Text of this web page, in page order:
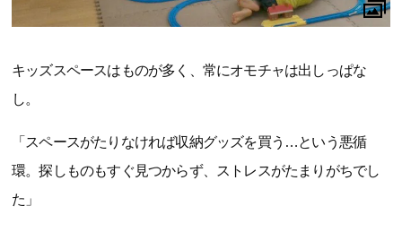
キッズスペースはものが多く、常にオモチャは出しっぱな
し。
「スペースがたりなければ収納グッズを買う…という悪循
環。探しものもすぐ見つからず、ストレスがたまりがちでし
た」